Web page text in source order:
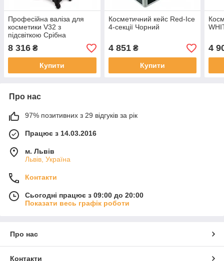
Професійна валіза для
косметики V32 з
підсвіткою Срібна
8 316 ₴
Купити
Косметичний кейс Red-Ice
4-секції Чорний
4 851₴
Купити
4
Про нас
97% позитивних з 29 відгуків за рік
Працює з 14.03.2016
м. Львів
Львів, Україна
Контакти
Сьогодні працює з 09:00 до 20:00
Показати весь графік роботи
Про нас
Контакти